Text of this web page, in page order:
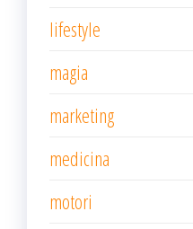
lifestyle
magia
marketing
medicina
motori